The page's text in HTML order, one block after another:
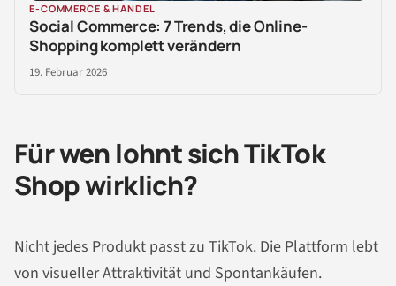
E-COMMERCE & HANDEL
Social Commerce: 7 Trends, die Online-
Shopping komplett verändern
19. Februar 2026
Für wen lohnt sich TikTok
Shop wirklich?
Nicht jedes Produkt passt zu TikTok. Die Plattform lebt
von visueller Attraktivität und Spontankäufen.